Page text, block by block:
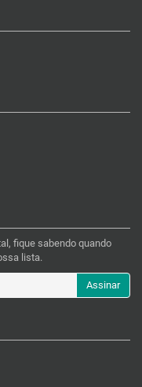
fique sabendo quando
lista.
Assinar